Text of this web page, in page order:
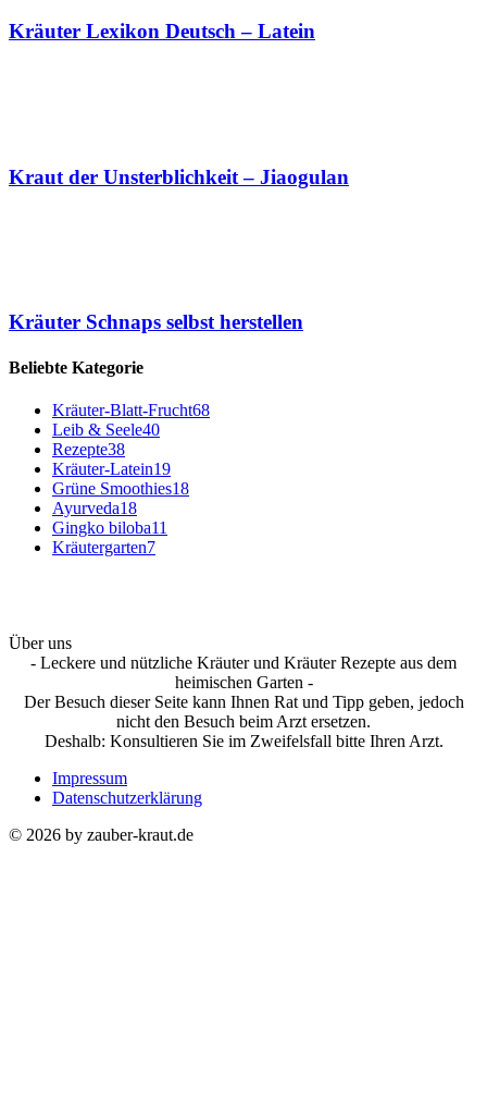
Kräuter Lexikon Deutsch – Latein
Kraut der Unsterblichkeit – Jiaogulan
Kräuter Schnaps selbst herstellen
Beliebte Kategorie
Kräuter-Blatt-Frucht68
Leib & Seele40
Rezepte38
Kräuter-Latein19
Grüne Smoothies18
Ayurveda18
Gingko biloba11
Kräutergarten7
Über uns
- Leckere und nützliche Kräuter und Kräuter Rezepte aus dem
heimischen Garten -
Der Besuch dieser Seite kann Ihnen Rat und Tipp geben, jedoch
nicht den Besuch beim Arzt ersetzen.
Deshalb: Konsultieren Sie im Zweifelsfall bitte Ihren Arzt.
Impressum
Datenschutzerklärung
© 2026 by zauber-kraut.de